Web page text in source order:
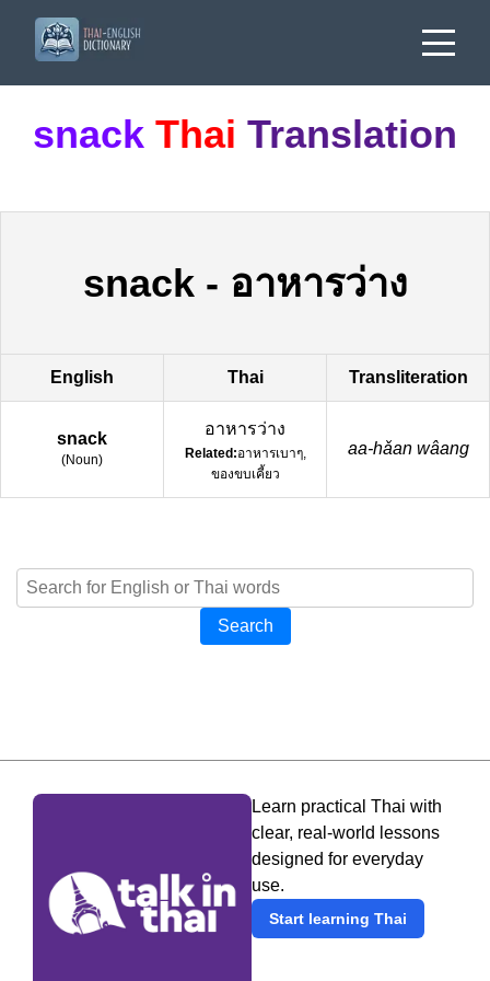
snack Thai Translation
snack- อาหารว่าง
English Thai Transliteration
snack
(Noun)
อาหารว่าง
Related:อาหารเบาๆ,
ของขบเคี้ยว
aa-hǎan wâang
Search
Learn practical Thai with
clear, real-world lessons
designed for everyday
use.
Start learning Thai